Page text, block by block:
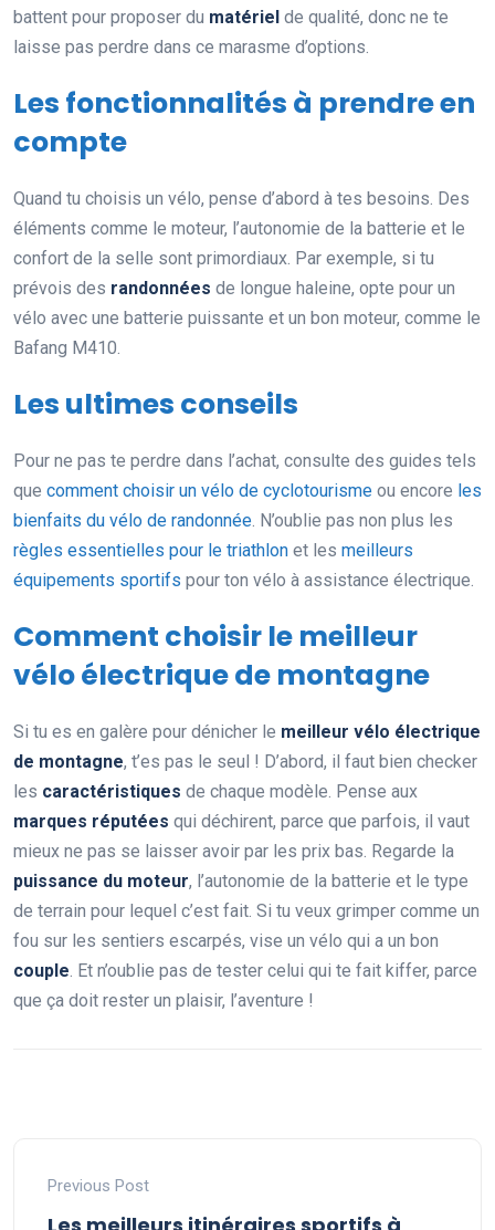
battent pour proposer du matériel de qualité, donc ne te
laisse pas perdre dans ce marasme d’options.
Les fonctionnalités à prendre en
compte
Quand tu choisis un vélo, pense d’abord à tes besoins. Des
éléments comme le moteur, l’autonomie de la batterie et le
confort de la selle sont primordiaux. Par exemple, si tu
prévois des randonnées de longue haleine, opte pour un
vélo avec une batterie puissante et un bon moteur, comme le
Bafang M410.
Les ultimes conseils
Pour ne pas te perdre dans l’achat, consulte des guides tels
que comment choisir un vélo de cyclotourisme ou encore les
bienfaits du vélo de randonnée. N’oublie pas non plus les
règles essentielles pour le triathlon et les meilleurs
équipements sportifs pour ton vélo à assistance électrique.
Comment choisir le meilleur
vélo électrique de montagne
Si tu es en galère pour dénicher le meilleur vélo électrique
de montagne, t’es pas le seul ! D’abord, il faut bien checker
les caractéristiques de chaque modèle. Pense aux
marques réputées qui déchirent, parce que parfois, il vaut
mieux ne pas se laisser avoir par les prix bas. Regarde la
puissance du moteur, l’autonomie de la batterie et le type
de terrain pour lequel c’est fait. Si tu veux grimper comme un
fou sur les sentiers escarpés, vise un vélo qui a un bon
couple. Et n’oublie pas de tester celui qui te fait kiffer, parce
que ça doit rester un plaisir, l’aventure !
Previous Post